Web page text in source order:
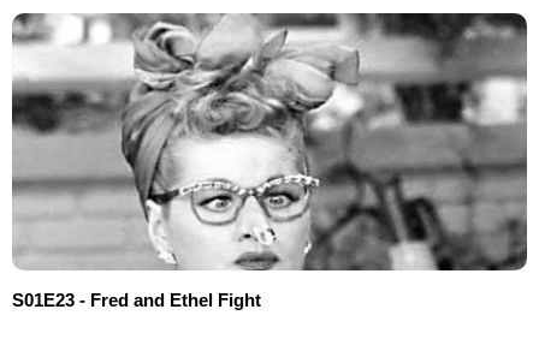
S01E23 - Fred and Ethel Fight